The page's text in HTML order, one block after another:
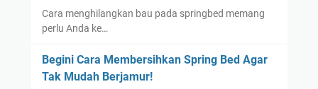
Cara menghilangkan bau pada springbed memang
perlu Anda ke…
Begini Cara Membersihkan Spring Bed Agar
Tak Mudah Berjamur!